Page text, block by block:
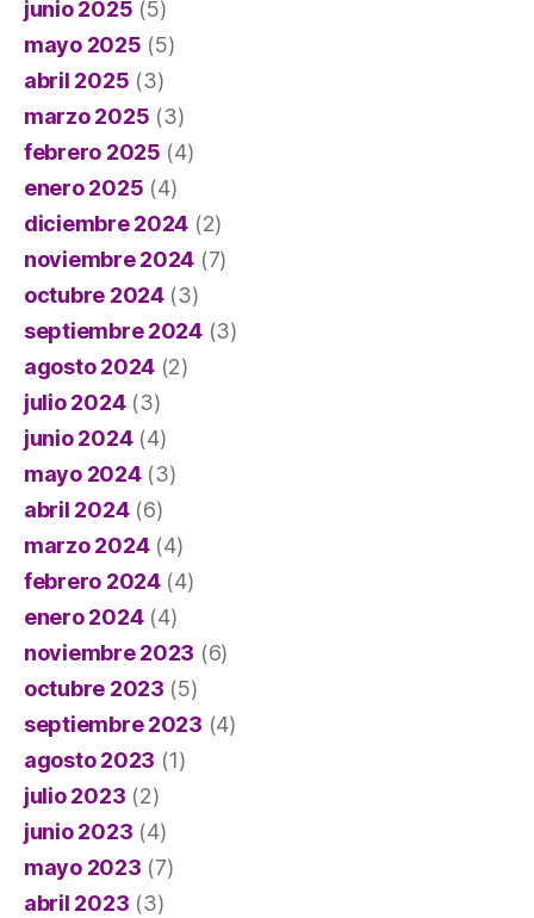
junio 2025 (5)
mayo 2025 (5)
abril 2025 (3)
marzo 2025 (3)
febrero 2025 (4)
enero 2025 (4)
diciembre 2024 (2)
noviembre 2024 (7)
octubre 2024(3)
septiembre 2024(3)
agosto 2024 (2)
julio 2024(3)
junio 2024(4)
mayo 2024(3)
abril 2024(6)
marzo 2024(4)
febrero 2024(4)
enero 2024(4)
noviembre 2023 (6)
octubre 2023 (5)
septiembre 2023 (4)
agosto 2023 (1)
julio 2023 (2)
junio 2023 (4)
mayo 2023 (7)
abril 2023 (3)